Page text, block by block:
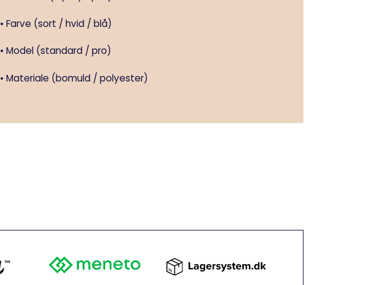
• Farve (sort / hvid / blå)
• Model (standard / pro)
• Materiale (bomuld / polyester)